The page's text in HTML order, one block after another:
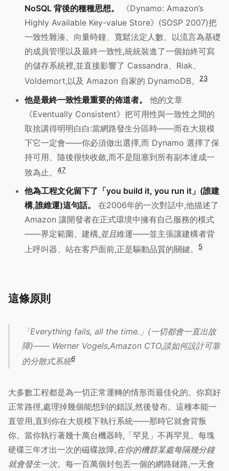
NoSQL 背後的種種思想。
《Dynamo: Amazon’s
Highly Available Key-value Store》(SOSP 2007)把
一致性雜湊、向量時鐘、寬鬆法定人數、以流言為基礎
的成員管理以及最終一致性,統統裝進了一個始終可寫
的儲存系統裡,並直接影響了 Cassandra、Riak、
Voldemort,以及 Amazon 自家的 DynamoDB。
23
他是最終一致性最重要的佈道者。
他的文章
《Eventually Consistent》把可用性與一致性之間的
取捨講得明明白白:當網路發生分區時——而在大規模
下它一定會——你必須做出選擇,而 Dynamo 選擇了保
持可用、隨後很快收斂,而不是阻塞到所有副本達成一
致為止。
47
他為工程文化留下了「you build it, you run it」(誰建
構,誰維運)這句話。
在2006年的一次對話中,他描述了
Amazon 讓開發者在正式環境中擁有自己服務的模式
——界定範圍、建構, 並且維運——並主張讓建構者背
上呼叫器、站在客戶面前,正是驅動品質的關鍵。
5
這條原則
「Everything fails, all the time.」(一切都會一直出故
障)—— Werner Vogels,Amazon CTO,談如何設計可靠
的分散式系統6
大多數工程都是為一切正常運轉的情形而最佳化的。你寫好
正常路徑,處理掉幾個能想到的錯誤,然後發布。這種本能一
直管用,直到你在大規模下執行系統——那時它就會背叛
你。當你執行著幾十萬台機器時,「罕見」不再罕見。每塊
硬碟三年才出一次的磁碟故障,在你的機群某處每隔幾分鐘
就會發生一次。每一百萬個封包丟一個的網路鏈路,一天會